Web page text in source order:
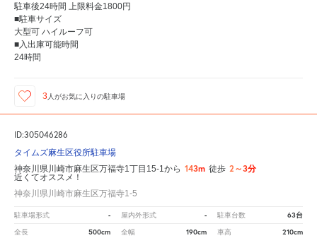
駐車後24時間 上限料金1800円
■駐車サイズ
大型可 ハイルーフ可
■入出庫可能時間
24時間
3 人がお気に入りの駐車場
ID:305046286
タイムズ麻生区役所駐車場
神奈川県川崎市麻生区万福寺1丁目15-1から 143m 徒歩 2～3分
近くてオススメ！
神奈川県川崎市麻生区万福寺1-5
駐車場形式 - 屋内外形式 - 駐車台数 63台
全長 500cm 全幅 190cm 車高 210cm